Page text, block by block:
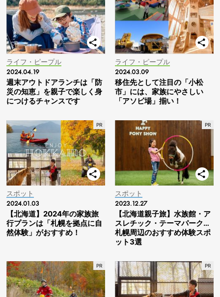
ライフ・ピープル
2024.04.19
週末アウトドアランチは「防
災の知恵」を親子で楽しく身
につけるチャンスです
ライフ・ピープル
2024.03.09
移住先として注目の「小松
市」には、家族にやさしい
「アソビ場」揃い！
スポット
2024.01.03
【北海道】2024年の家族旅
行プランは「札幌を拠点に自
然体験」がおすすめ！
スポット
2023.12.27
【北海道親子旅】水族館・ア
スレチック・テーマパーク…
札幌周辺のおすすめ体験スポ
ット3選